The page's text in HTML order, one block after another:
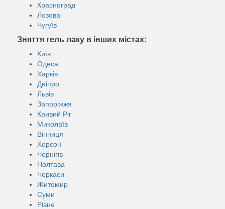
Красноград
Лозова
Чугуїв
Зняття гель лаку в інших містах:
Київ
Одеса
Харків
Дніпро
Львів
Запоріжжя
Кривий Ріг
Миколаїв
Вінниця
Херсон
Чернігів
Полтава
Черкаси
Житомир
Суми
Рівне